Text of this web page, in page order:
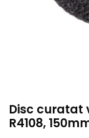
Disc curatat
R4108,